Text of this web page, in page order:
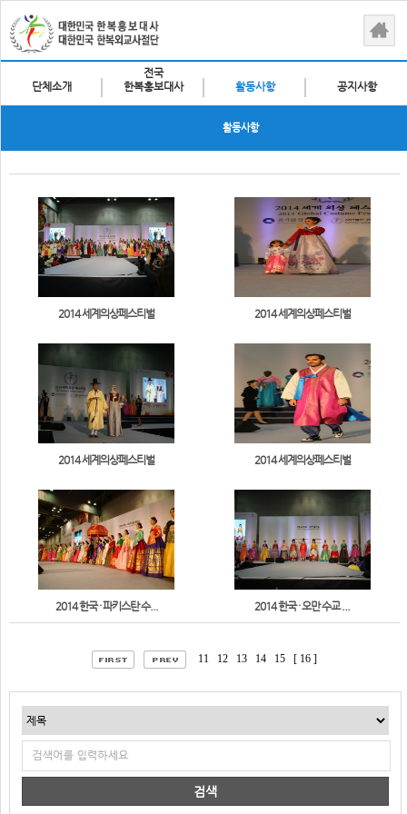
단체소개
전국
한복홍보대사
활동사항 공지사항
활동사항
2014 세계의상페스티벌 2014 세계의상페스티벌
2014 세계의상페스티벌 2014 세계의상페스티벌
2014 한국 · 파키스탄 수... 2014 한국 · 오만 수교 ...
11 12 13 14 15 [ 16 ]
검색